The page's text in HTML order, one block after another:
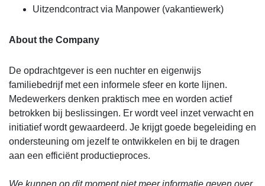
Uitzendcontract via Manpower (vakantiewerk)
About the Company
De opdrachtgever is een nuchter en eigenwijs
familiebedrijf met een informele sfeer en korte lijnen.
Medewerkers denken praktisch mee en worden actief
betrokken bij beslissingen. Er wordt veel inzet verwacht en
initiatief wordt gewaardeerd. Je krijgt goede begeleiding en
ondersteuning om jezelf te ontwikkelen en bij te dragen
aan een efficiënt productieproces.
We kunnen op dit moment niet meer informatie geven over